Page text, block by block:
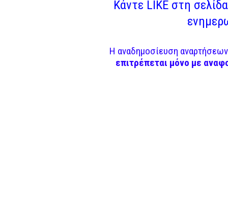
Κάντε LIKE στη
Η αναδημοσίευση
επιτρέπεται μόνο με